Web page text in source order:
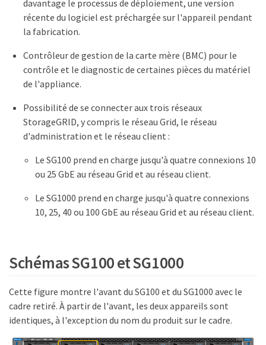
davantage le processus de déploiement, une version
récente du logiciel est préchargée sur l'appareil pendant
la fabrication.
Contrôleur de gestion de la carte mère (BMC) pour le
contrôle et le diagnostic de certaines pièces du matériel
de l'appliance.
Possibilité de se connecter aux trois réseaux
StorageGRID, y compris le réseau Grid, le réseau
d'administration et le réseau client :
Le SG100 prend en charge jusqu'à quatre connexions 10
ou 25 GbE au réseau Grid et au réseau client.
Le SG1000 prend en charge jusqu'à quatre connexions
10, 25, 40 ou 100 GbE au réseau Grid et au réseau client.
Schémas SG100 et SG1000
Cette figure montre l'avant du SG100 et du SG1000 avec le
cadre retiré. À partir de l'avant, les deux appareils sont
identiques, à l'exception du nom du produit sur le cadre.